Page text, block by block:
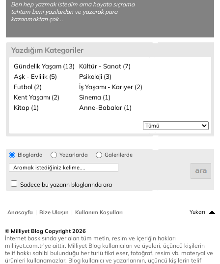
Ben hep yazmak istedim ama hayata sıçrama
tahtam beni yazılardan ve yazarak para
kazanmaktan çok ..
Yazdığım Kategoriler
Gündelik Yaşam (13)
Kültür - Sanat (7)
Aşk - Evlilik (5)
Psikoloji (3)
Futbol (2)
İş Yaşamı - Kariyer (2)
Kent Yaşamı (2)
Sinema (1)
Kitap (1)
Anne-Babalar (1)
Bloglarda Yazarlarda Galerilerde
Sadece bu yazarın bloglarında ara
Anasayfa | Bize Ulaşın | Kullanım Koşulları Yukarı
© Milliyet Blog Copyright 2026
İnternet baskısında yer alan tüm metin, resim ve içeriğin hakları
milliyet.com.tr'ye aittir. Milliyet Blog kullanıcıları ve üyeleri, üçüncü kişilerin
telif hakkı sahibi bulunduğu her türlü fikri eser, fotoğraf, resim vb. materyal ve
ürünleri kullanamazlar. Blog kullanıcı ve yazarlarının, üçüncü kişilerin telif